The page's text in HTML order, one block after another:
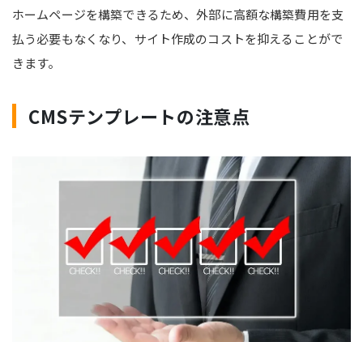
ホームページを構築できるため、外部に高額な構築費用を支
払う必要もなくなり、サイト作成のコストを抑えることがで
きます。
CMSテンプレートの注意点